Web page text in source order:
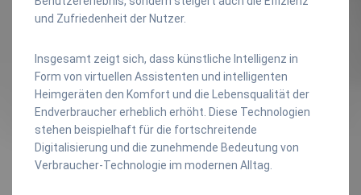
und Zufriedenheit der Nutzer.
Insgesamt zeigt sich, dass künstliche Intelligenz in
Form von virtuellen Assistenten und intelligenten
Heimgeräten den Komfort und die Lebensqualität der
Endverbraucher erheblich erhöht. Diese Technologien
stehen beispielhaft für die fortschreitende
Digitalisierung und die zunehmende Bedeutung von
Verbraucher-Technologie im modernen Alltag.